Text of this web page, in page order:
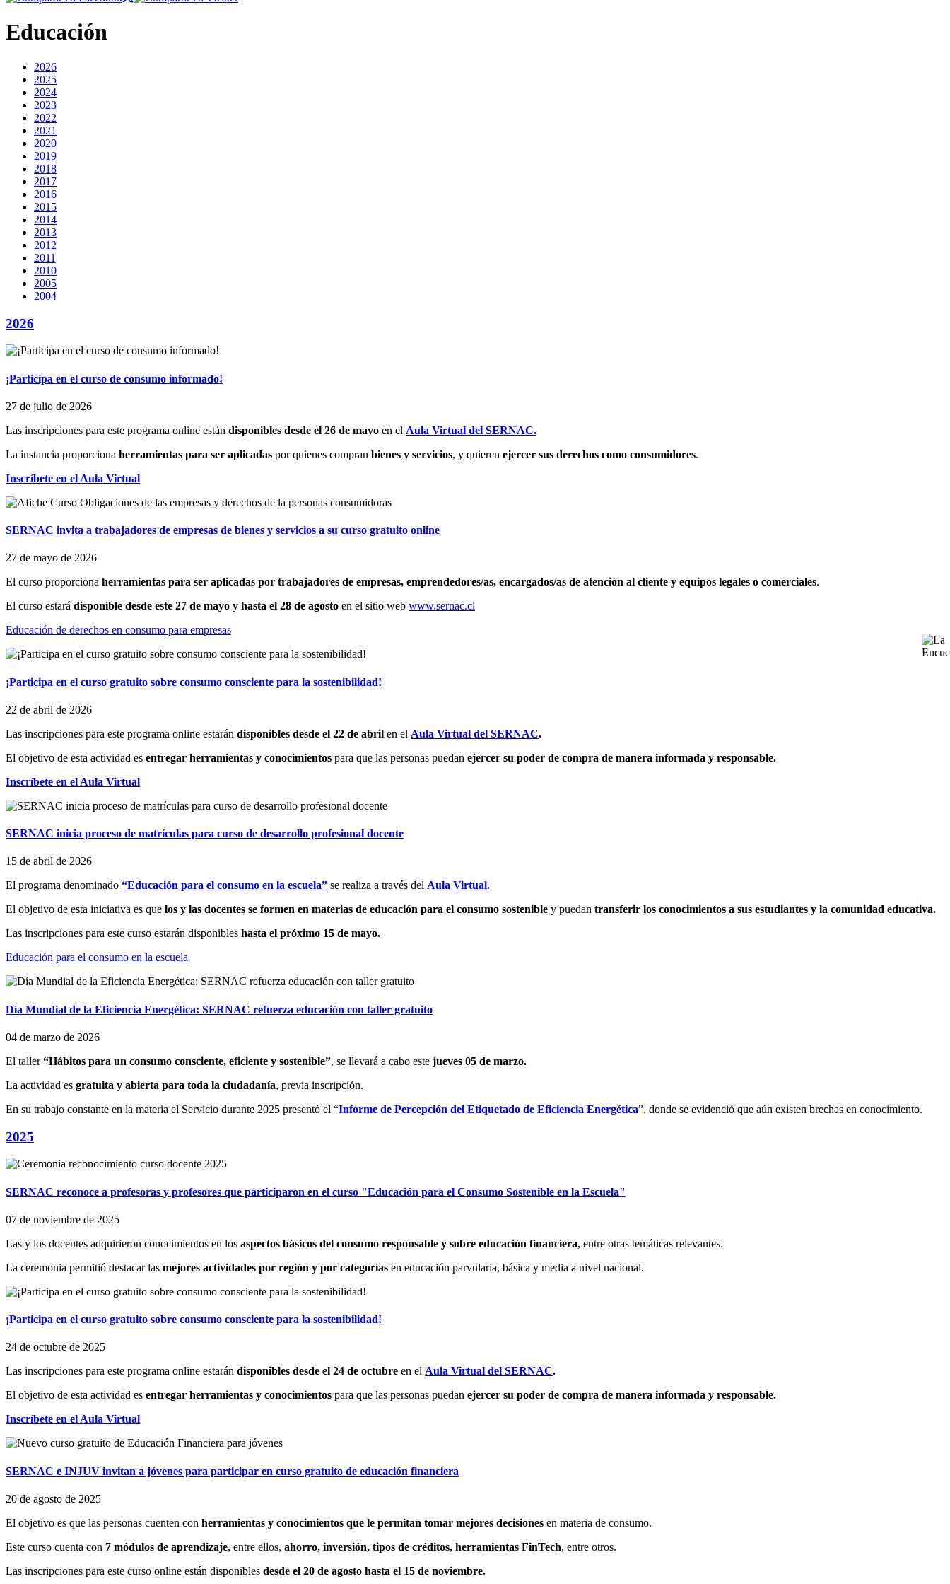
Educación
2026
2025
2024
2023
2022
2021
2020
2019
2018
2017
2016
2015
2014
2013
2012
2011
2010
2005
2004
2026
¡Participa en el curso de consumo informado!
27 de julio de 2026
Las inscripciones para este programa online están disponibles desde el 26 de mayo en el Aula Virtual del SERNAC.
La instancia proporciona herramientas para ser aplicadas por quienes compran bienes y servicios, y quieren ejercer sus derechos como consumidores.
Inscríbete en el Aula Virtual
SERNAC invita a trabajadores de empresas de bienes y servicios a su curso gratuito online
27 de mayo de 2026
El curso proporciona herramientas para ser aplicadas por trabajadores de empresas, emprendedores/as, encargados/as de atención al cliente y equipos legales o comerciales.
El curso estará disponible desde este 27 de mayo y hasta el 28 de agosto en el sitio web www.sernac.cl
Educación de derechos en consumo para empresas
¡Participa en el curso gratuito sobre consumo consciente para la sostenibilidad!
22 de abril de 2026
Las inscripciones para este programa online estarán disponibles desde el 22 de abril en el Aula Virtual del SERNAC.
El objetivo de esta actividad es entregar herramientas y conocimientos para que las personas puedan ejercer su poder de compra de manera informada y responsable.
Inscríbete en el Aula Virtual
SERNAC inicia proceso de matrículas para curso de desarrollo profesional docente
15 de abril de 2026
El programa denominado “Educación para el consumo en la escuela” se realiza a través del Aula Virtual.
El objetivo de esta iniciativa es que los y las docentes se formen en materias de educación para el consumo sostenible y puedan transferir los conocimientos a sus estudiantes y la comunidad educativa.
Las inscripciones para este curso estarán disponibles hasta el próximo 15 de mayo.
Educación para el consumo en la escuela
Día Mundial de la Eficiencia Energética: SERNAC refuerza educación con taller gratuito
04 de marzo de 2026
El taller“Hábitos para un consumo consciente, eficiente y sostenible”, se llevará a cabo este jueves 05 de marzo.
La actividad es gratuita y abierta para toda la ciudadanía, previa inscripción.
En su trabajo constante en la materia el Servicio durante 2025 presentó el “Informe de Percepción del Etiquetado de Eficiencia Energética”, donde se evidenció que aún existen brechas en conocimiento.
2025
SERNAC reconoce a profesoras y profesores que participaron en el curso "Educación para el Consumo Sostenible en la Escuela"
07 de noviembre de 2025
Las y los docentes adquirieron conocimientos en los aspectos básicos del consumo responsable y sobre educación financiera, entre otras temáticas relevantes.
La ceremonia permitió destacar las mejores actividades por región y por categorías en educación parvularia, básica y media a nivel nacional.
¡Participa en el curso gratuito sobre consumo consciente para la sostenibilidad!
24 de octubre de 2025
Las inscripciones para este programa online estarán disponibles desde el 24 de octubre en el Aula Virtual del SERNAC.
El objetivo de esta actividad es entregar herramientas y conocimientos para que las personas puedan ejercer su poder de compra de manera informada y responsable.
Inscríbete en el Aula Virtual
SERNAC e INJUV invitan a jóvenes para participar en curso gratuito de educación financiera
20 de agosto de 2025
El objetivo es que las personas cuenten con herramientas y conocimientos que le permitan tomar mejores decisiones en materia de consumo.
Este curso cuenta con 7 módulos de aprendizaje, entre ellos, ahorro, inversión, tipos de créditos, herramientas FinTech, entre otros.
Las inscripciones para este curso online están disponibles desde el 20 de agosto hasta el 15 de noviembre.